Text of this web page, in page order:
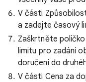
V části
a zadejte časový
Zaškrtněte
limitu pro zadání
doručení do
V části Cena za